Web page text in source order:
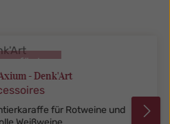
- Denk'Art
für Rotweine und